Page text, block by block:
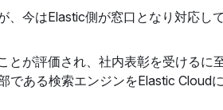
、今はElastic側が窓口となり対応し
が評価され、社内表彰を受けるに
ある検索エンジンをElastic Cloud